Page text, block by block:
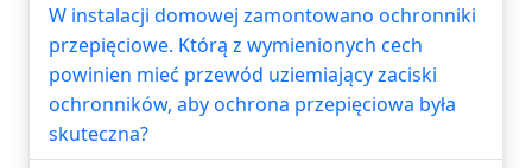
W instalacji domowej zamontowano ochronniki
przepięciowe. Którą z wymienionych cech
powinien mieć przewód uziemiający zaciski
ochronników, aby ochrona przepięciowa była
skuteczna?